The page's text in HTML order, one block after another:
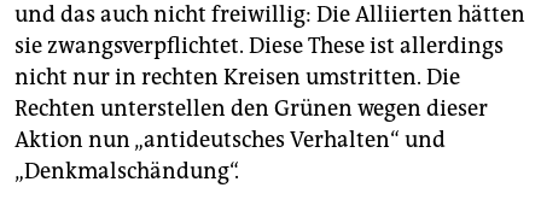
und das auch nicht freiwillig: Die Alliierten hätten
sie zwangsverpflichtet. Diese These ist allerdings
nicht nur in rechten Kreisen umstritten. Die
Rechten unterstellen den Grünen wegen dieser
Aktion nun „antideutsches Verhalten“ und
„Denkmalschändung“.